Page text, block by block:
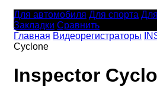
Для автомобиля Для спорта
Закладки Сравнить
Главная Видеорегистраторы
Cyclone
Inspector